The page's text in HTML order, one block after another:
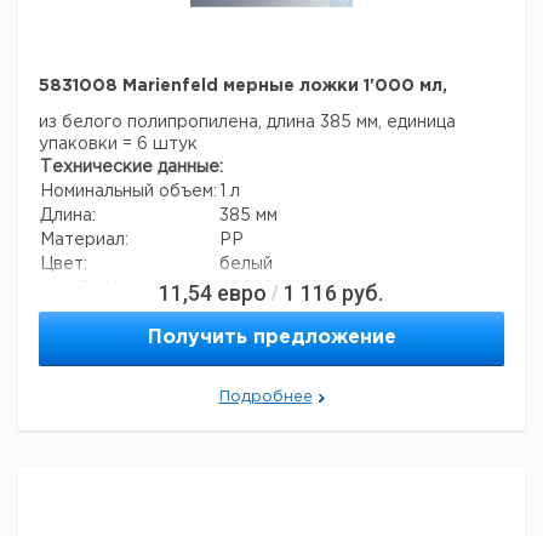
5831008 Marienfeld мерные ложки 1'000 мл,
из белого полипропилена, длина 385 мм, единица
упаковки = 6 штук
Технические данные:
Номинальный объем:
1 л
Длина:
385 мм
Материал:
PP
Цвет:
белый
4250317315199
Данные для перевозки (реальные данные могут
11,54 евро / 1 116 руб.
Получить предложение
Подробнее